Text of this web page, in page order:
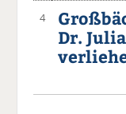
4
Dr.